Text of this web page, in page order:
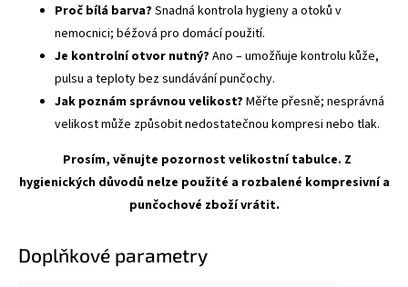
Proč bílá barva? Snadná kontrola hygieny a otoků v
nemocnici; béžová pro domácí použití.
Je kontrolní otvor nutný? Ano – umožňuje kontrolu kůže,
pulsu a teploty bez sundávání punčochy.
Jak poznám správnou velikost? Měřte přesně; nesprávná
velikost může způsobit nedostatečnou kompresi nebo tlak.
Prosím, věnujte pozornost velikostní tabulce. Z
hygienických důvodů nelze použité a rozbalené kompresivní a
punčochové zboží vrátit.
Doplňkové parametry